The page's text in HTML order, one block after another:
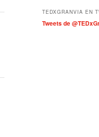
a
s
TEDXGRANVIA EN
Tweets de